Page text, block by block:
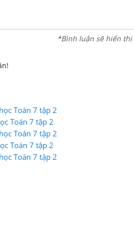
*Bình luận sẽ hiển
Toán 7 tập 2
Toán 7 tập 2
Toán 7 tập 2
Toán 7 tập 2
Toán 7 tập 2